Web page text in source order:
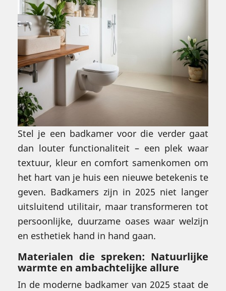
Stel je een badkamer voor die verder gaat
dan louter functionaliteit – een plek waar
textuur, kleur en comfort samenkomen om
het hart van je huis een nieuwe betekenis te
geven. Badkamers zijn in 2025 niet langer
uitsluitend utilitair, maar transformeren tot
persoonlijke, duurzame oases waar welzijn
en esthetiek hand in hand gaan.
Materialen die spreken: Natuurlijke
warmte en ambachtelijke allure
In de moderne badkamer van 2025 staat de